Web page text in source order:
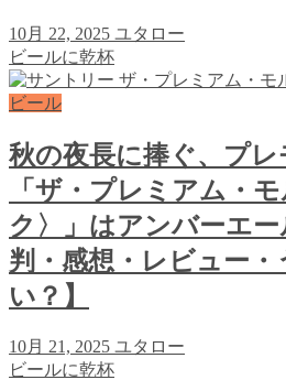
10月 22, 2025 ユタロー
ビールに乾杯
ビール
秋の夜長に捧ぐ、プレ
「ザ・プレミアム・
ク〉」はアンバーエ
判・感想・レビュー
い？】
10月 21, 2025 ユタロー
ビールに乾杯